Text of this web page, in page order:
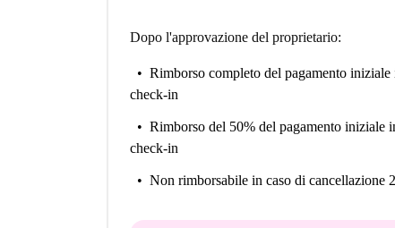
Dopo l'approvazione del proprietario:
Rimborso completo del pagamento iniziale
check-in
Rimborso del 50% del pagamento iniziale
check-in
Non rimborsabile in caso di cancellazione